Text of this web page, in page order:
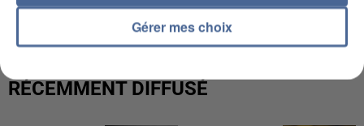
RÉCEMMENT DIFFUSÉ
Gérer mes choix